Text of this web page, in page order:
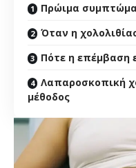
Πρώιμα
Όταν η
Πότε η επέμβαση
Λαπαροσκοπική
μέθοδος